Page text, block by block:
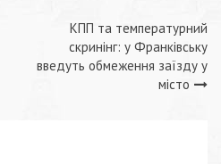
КПП та температурний
скринінг: у Франківську
введуть обмеження заїзду у
місто